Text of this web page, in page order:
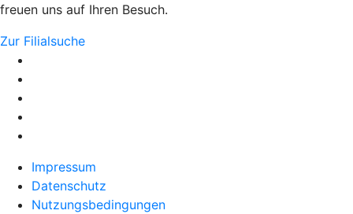
freuen uns auf Ihren Besuch.
Zur Filialsuche
Impressum
Datenschutz
Nutzungsbedingungen